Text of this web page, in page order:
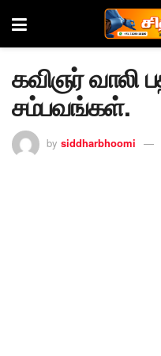
கவிஞர் வாலி
சம்பவங்கள்.
by siddharbhoomi